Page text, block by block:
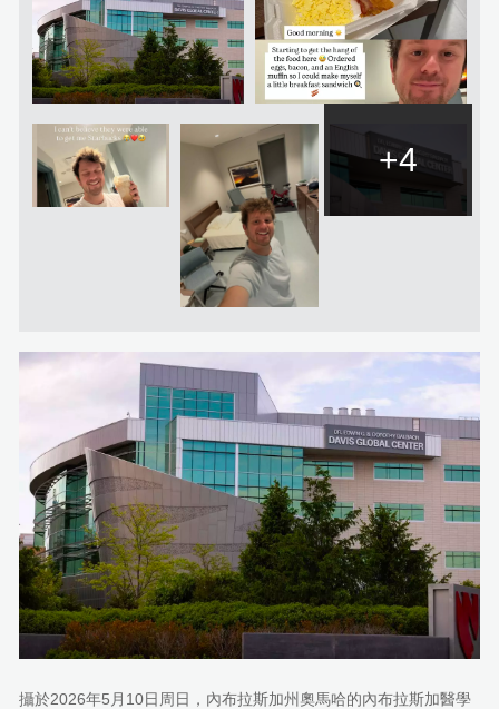
+4
攝於2026年5月10日周日，內布拉斯加州奧馬哈的內布拉斯加醫學